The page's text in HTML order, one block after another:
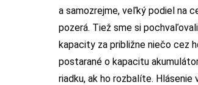
a samozrejme, veľký podiel na
pozerá. Tiež sme si
kapacity za približne niečo cez
postarané o kapacitu
riadku, ak ho rozbalíte.